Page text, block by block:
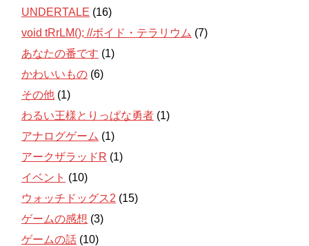
UNDERTALE (16)
void tRrLM(); //ボイド・テラリウム (7)
あなたの番です (1)
かわいいもの (6)
その他 (1)
わるい王様とりっぱな勇者 (1)
アナログゲーム (1)
アークザラッドR (1)
イベント (10)
ウォッチドッグス2 (15)
ゲームの感想 (3)
ゲームの話 (10)